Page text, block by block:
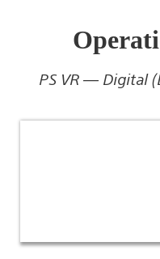
PS VR — Digital